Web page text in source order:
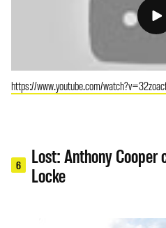
https://www.youtube.com/
6
Lost: Anthony Cooper
Locke